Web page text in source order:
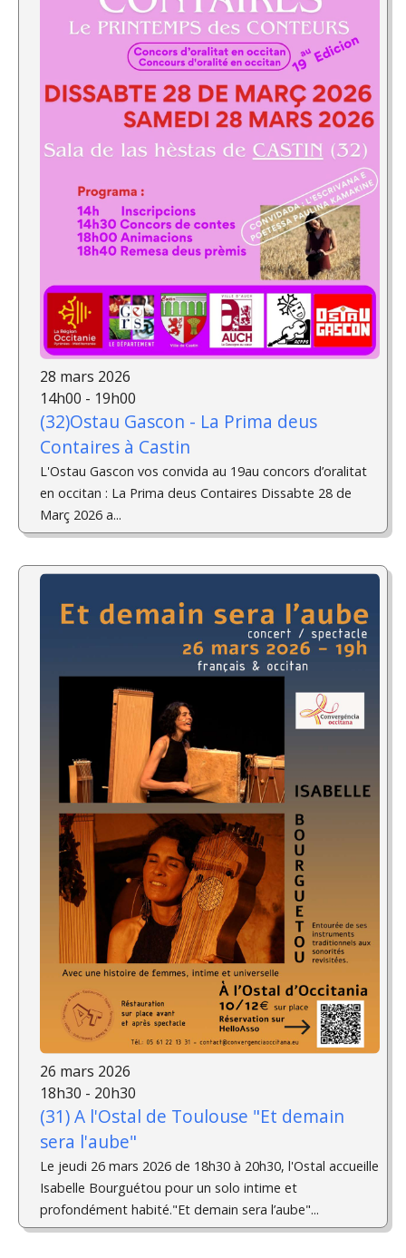
28 mars 2026
14h00 - 19h00
(32)Ostau Gascon - La Prima deus
Contaires à Castin
L'Ostau Gascon vos convida au 19au concors d’oralitat
en occitan : La Prima deus Contaires Dissabte 28 de
Març 2026 a...
26 mars 2026
18h30 - 20h30
(31) A l'Ostal de Toulouse "Et demain
sera l'aube"
Le jeudi 26 mars 2026 de 18h30 à 20h30, l'Ostal accueille
Isabelle Bourguétou pour un solo intime et
profondément habité."Et demain sera l’aube"...